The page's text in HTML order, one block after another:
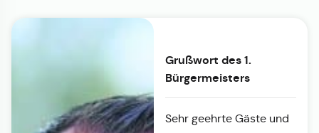
Grußwort des 1.
Bürgermeisters
Sehr geehrte Gäste und